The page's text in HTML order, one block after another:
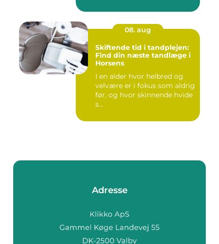
08. aug
Skiftende tid i tandplejen:
Find din næste tandlæge i
Horsens
I en alder hvor helbred og
velvære er i fokus som aldrig
før, og hvor skinnende hvide
s...
Adresse